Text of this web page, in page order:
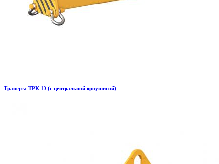
Траверса ТРК 10 (с центральной проушиной)